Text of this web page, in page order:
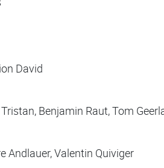
David
Benjamin Raut, Tom
Andlauer, Valentin Quiviger